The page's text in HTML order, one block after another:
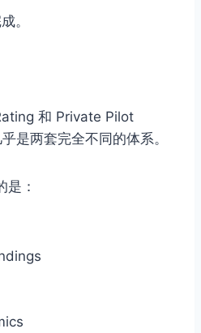
。
和 Private Pilot
是两套完全不同的体系。
是：